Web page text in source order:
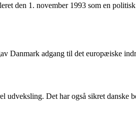
den 1. november 1993 som en
Danmark adgang til det europæiske
Det har også sikret danske